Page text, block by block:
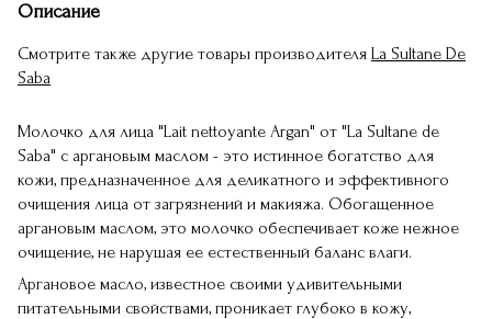
Описание
Смотрите также другие товары производителя La Sultane De
Saba
Молочко для лица "Lait nettoyante Argan" от "La Sultane de
Saba" с аргановым маслом - это истинное богатство для
кожи, предназначенное для деликатного и эффективного
очищения лица от загрязнений и макияжа. Обогащенное
аргановым маслом, это молочко обеспечивает коже нежное
очищение, не нарушая ее естественный баланс влаги.
Аргановое масло, известное своими удивительными
питательными свойствами, проникает глубоко в кожу,